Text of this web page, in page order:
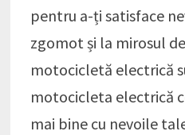
pentru a-ți satisface
zgomot și la mirosul
motocicletă electrică
motocicleta electrică
mai bine cu nevoile